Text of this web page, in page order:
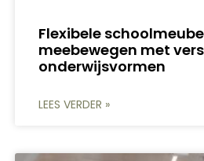
Flexibele
meebewegen met
onderwijsvormen
LEES VERDER »